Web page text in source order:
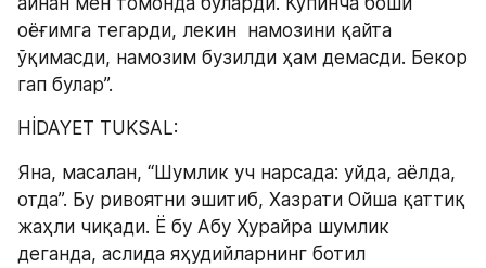
оёғимга тегарди, лекин  намозини қайта
ўқимасди, намозим бузилди ҳам демасди. Бекор
гап булар”.
HİDAYET TUKSAL:
Яна, масалан, “Шумлик уч нарсада: уйда, аёлда,
отда”. Бу ривоятни эшитиб, Хазрати Ойша қаттиқ
жаҳли чиқади. Ё бу Aбу Ҳурайра шумлик
деганда, аслида яҳудийларнинг ботил